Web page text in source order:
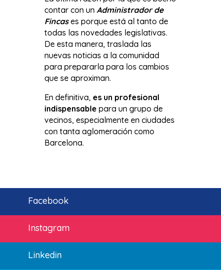
contar con un Administrador de
Fincases porque está al tanto de
todas las novedades legislativas.
De esta manera, traslada las
nuevas noticias a la comunidad
para prepararla para los cambios
que se aproximan.
En definitiva, es un profesional
indispensable para un grupo de
vecinos, especialmente en ciudades
con tanta aglomeración como
Barcelona.
Facebook
Instagram
Linkedin